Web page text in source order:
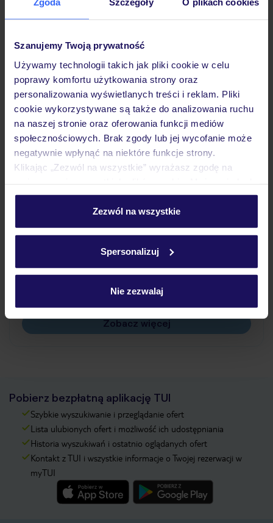
Szanujemy Twoją prywatność
Używamy technologii takich jak pliki cookie w celu
poprawy komfortu użytkowania strony oraz
personalizowania wyświetlanych treści i reklam. Pliki
cookie wykorzystywane są także do analizowania ruchu
na naszej stronie oraz oferowania funkcji mediów
społecznościowych. Brak zgody lub jej wycofanie może
negatywnie wpłynąć na niektóre funkcje strony.
Klikając „Zezwól na wszystkie” wyrażasz zgodę na
personalizować swój wybór wchodząc w zakładkę
Szczegółowe informacje o plikach cookie znajdziesz
Zezwól na wszystkie
Spersonalizuj
Nie zezwalaj
Opinie
Pokoje
Wyżywienie
Atrakcje
Jak zmienić uczestników/osobę zgłaszającą?
Czy w Hotelu będzie przedstawiciel TUI?
Na jakiej podstawie i gdzie otrzymam karty
Zobacz więcej
Pobierz bezpłatną aplikację TUI
Szybkie wyszukiwanie i przeglądanie ofert
Lista ulubionych ofert i możliwość ich udostępniania
Historia wyszukiwań i ostatnio oglądanych ofert
Kontakt z TUI i wszystkie informacje o Twojej rezerwacji w
myTUI